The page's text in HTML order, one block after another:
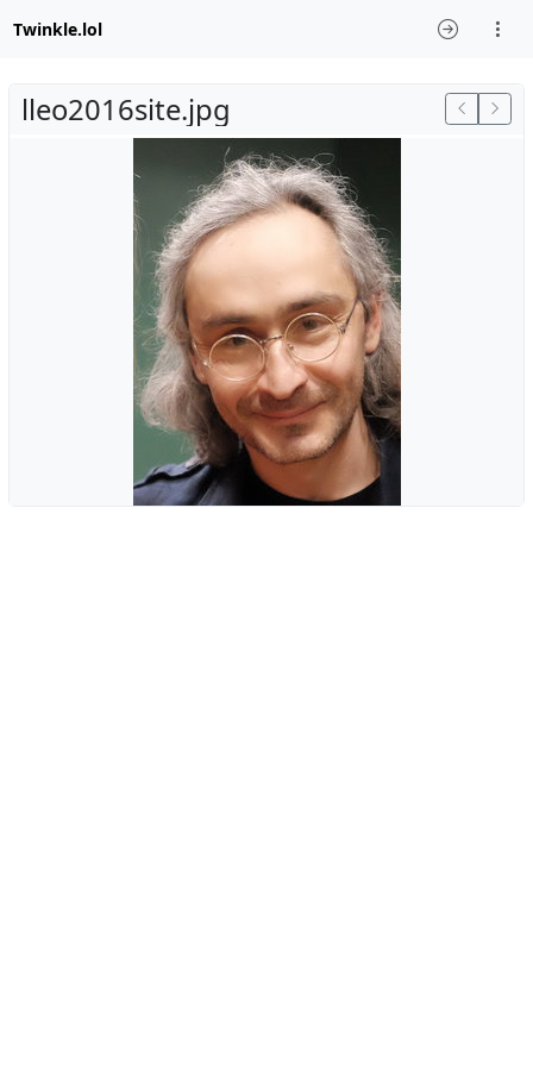
Twinkle.lol
lleo2016site.jpg